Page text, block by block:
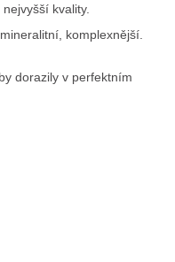
kvality.
komplexnější.
dorazily v perfektním